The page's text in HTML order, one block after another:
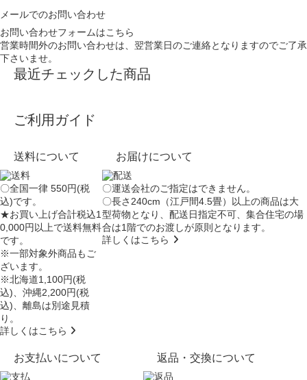
メールでのお問い合わせ
お問い合わせフォームはこちら
営業時間外のお問い合わせは、翌営業日のご連絡となりますのでご了承
下さいませ。
最近チェックした商品
ご利用ガイド
送料について
〇全国一律 550円(税
込)です。
★お買い上げ合計税込1
0,000円以上で送料無料
です。
※一部対象外商品もご
ざいます。
※北海道1,100円(税
込)、沖縄2,200円(税
込)、離島は別途見積
り。
詳しくはこちら
お届けについて
〇運送会社のご指定はできません。
〇長さ240cm（江戸間4.5畳）以上の商品は大
型荷物となり、配送日指定不可 、集合住宅の場
合は1階でのお渡しが原則となります。
詳しくはこちら
お支払いについて 返品・交換について